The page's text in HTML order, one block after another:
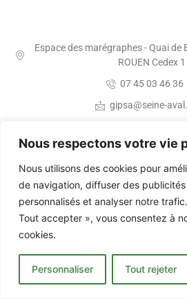
Nous respectons votre vie
Nous utilisons des cookies pour
de navigation, diffuser des
personnalisés et analyser notre
Tout accepter », vous consentez à
cookies.
Personnaliser Tout rejeter
Espace des marégraphes - Quai de
ROUEN Cedex 1
07 45 03 46 36
gipsa@seine-
©2023,GIP Seine-Aval, tous droits réservés |